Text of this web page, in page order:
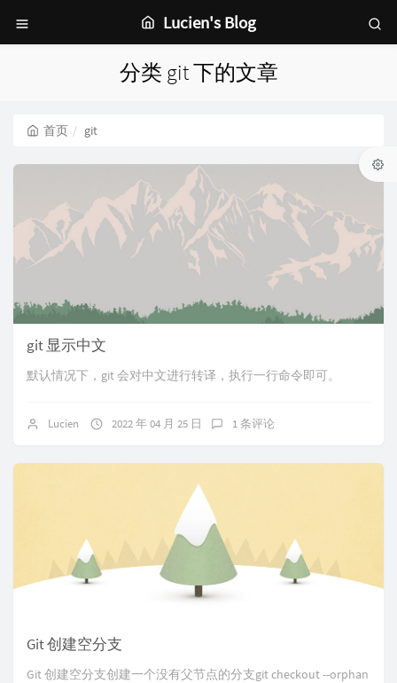
Lucien's Blog
分类 git 下的文章
首页 git
git 显示中文
默认情况下，git 会对中文进行转译，执行一行命令即可。
Lucien 2022 年 04 月 25 日 1 条评论
Git 创建空分支
Git 创建空分支创建一个没有父节点的分支git checkout --orphan